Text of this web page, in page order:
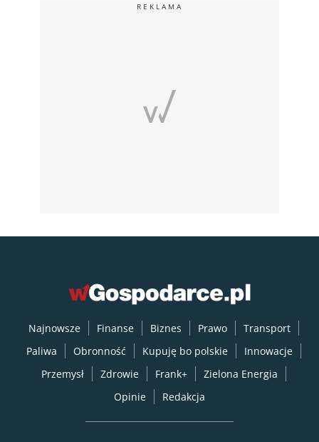
REKLAMA
Najnowsze Finanse Biznes Prawo
Transport
Paliwa
Obronność Kupuję bo polskie
Innowacje
Przemysł
Zdrowie Frank+
Zielona Energia
Opinie
Redakcja